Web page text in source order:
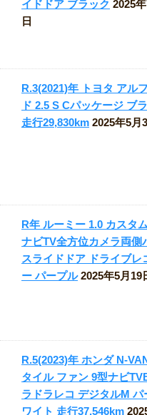
イドドア ブラック 2025
日
R.3(2021)年 トヨタ アル
ド 2.5 S Cパッケージ ブ
走行29,830km 2025年5月
R年 ルーミー 1.0 カスタ
ナビTV全方位カメラ両側
スライドドア ドライブレ
ー パープル 2025年5月19
R.5(2023)年 ホンダ N-
タイル ファン 9型ナビ
ラドラレコ デジタルM パ
ワイト 走行37,546km